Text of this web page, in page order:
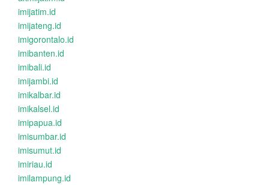
imijatim.id
imijateng.id
imigorontalo.id
imibanten.id
imibali.id
imijambi.id
imikalbar.id
imikalsel.id
imipapua.id
imisumbar.id
imisumut.id
imiriau.id
imilampung.id